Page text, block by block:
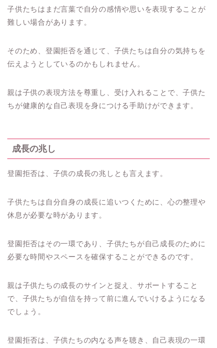
子供たちはまだ言葉で自分の感情や思いを表現することが
難しい場合があります。
そのため、登園拒否を通じて、子供たちは自分の気持ちを
伝えようとしているのかもしれません。
親は子供の表現方法を尊重し、受け入れることで、子供た
ちが健康的な自己表現を身につける手助けができます。
成長の兆し
登園拒否は、子供の成長の兆しとも言えます。
子供たちは自分自身の成長に追いつくために、心の整理や
休息が必要な時があります。
登園拒否はその一環であり、子供たちが自己成長のために
必要な時間やスペースを確保することができるのです。
親は子供たちの成長のサインと捉え、サポートすること
で、子供たちが自信を持って前に進んでいけるようになる
でしょう。
登園拒否は、子供たちの内なる声を聴き、自己表現の一環